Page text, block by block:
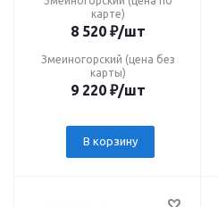
карте)
8 520₽/шт
Змеиногорский (цена без
карты)
9 220₽/шт
В корзину